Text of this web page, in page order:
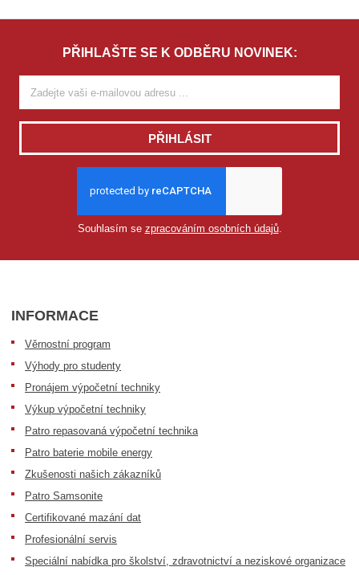
PŘIHLAŠTE SE K ODBĚRU NOVINEK:
PŘIHLÁSIT
Souhlasím se zpracováním osobních údajů.
INFORMACE
Věrnostní program
Výhody pro studenty
Pronájem výpočetní techniky
Výkup výpočetní techniky
Patro repasovaná výpočetní technika
Patro baterie mobile energy
Zkušenosti našich zákazníků
Patro Samsonite
Certifikované mazání dat
Profesionální servis
Speciální nabídka pro školství, zdravotnictví a neziskové organizace